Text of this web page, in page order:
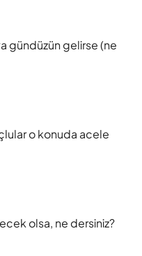
gündüzün gelirse (ne
o konuda acele
olsa, ne dersiniz?